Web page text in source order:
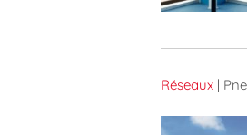
Réseaux |